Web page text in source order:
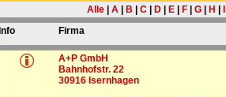
Alle| A| B C| D| E| F| G| H
Info
Firma
A+P GmbH
Bahnhofstr. 22
30916 Isernhagen